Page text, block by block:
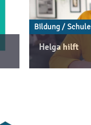
Bildung / Schule
Helga hilft